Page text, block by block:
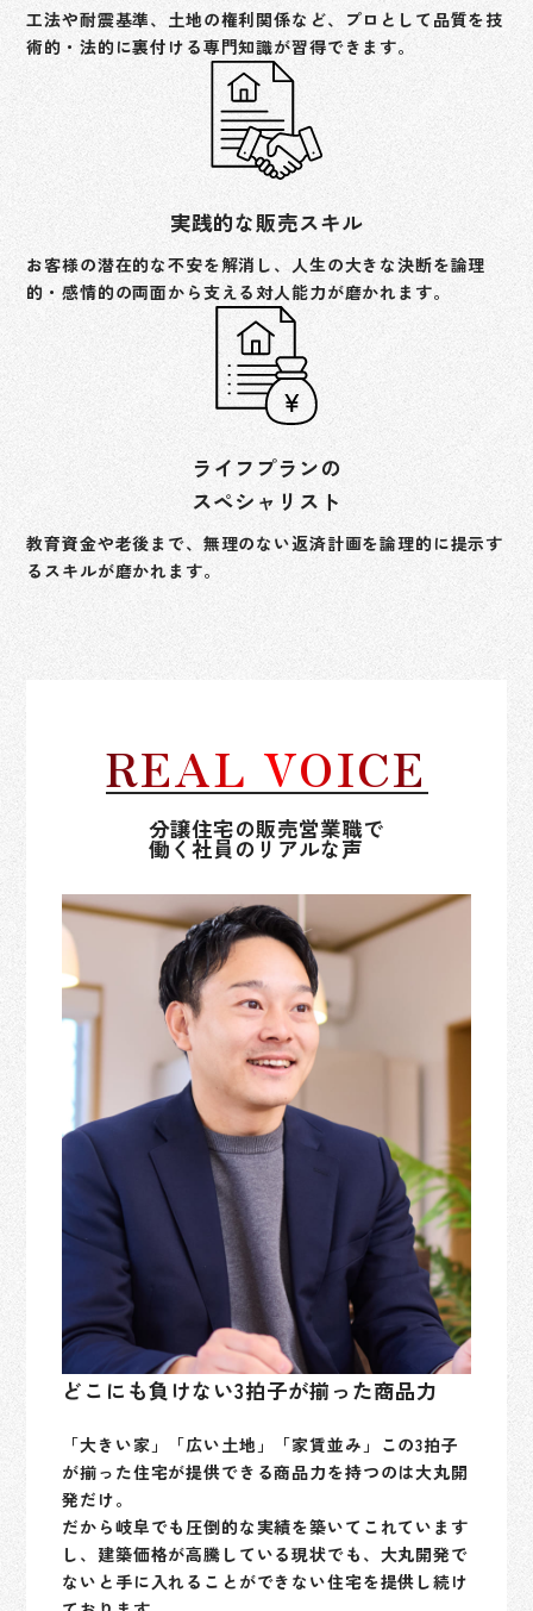
工法や耐震基準、土地の権利関係など、プロとして品質を技
術的・法的に裏付ける専門知識が習得できます。
実践的な販売スキル
お客様の潜在的な不安を解消し、人生の大きな決断を論理
的・感情的の両面から支える対人能力が磨かれます。
ライフプランの
スペシャリスト
教育資金や老後まで、無理のない返済計画を論理的に提示す
るスキルが磨かれます。
REAL VOICE
分譲住宅の販売営業職で
働く社員のリアルな声
どこにも負けない3拍子が揃った商品力
「大きい家」「広い土地」「家賃並み」この3拍子
が揃った住宅が提供できる商品力を持つのは大丸開
発だけ。
だから岐阜でも圧倒的な実績を築いてこれています
し、建築価格が高騰している現状でも、大丸開発で
ないと手に入れることができない住宅を提供し続け